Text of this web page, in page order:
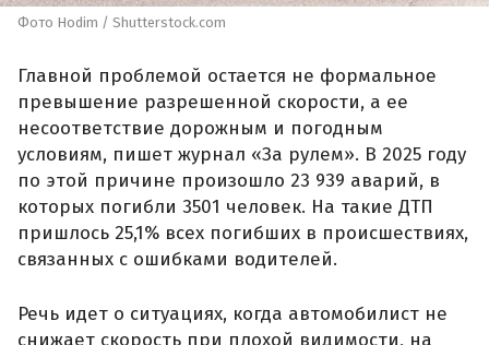
Фото Hodim / Shutterstock.com
Главной проблемой остается не формальное
превышение разрешенной скорости, а ее
несоответствие дорожным и погодным
условиям, пишет журнал «За рулем». В 2025 году
по этой причине произошло 23 939 аварий, в
которых погибли 3501 человек. На такие ДТП
пришлось 25,1% всех погибших в происшествиях,
связанных с ошибками водителей.
Речь идет о ситуациях, когда автомобилист не
снижает скорость при плохой видимости, на